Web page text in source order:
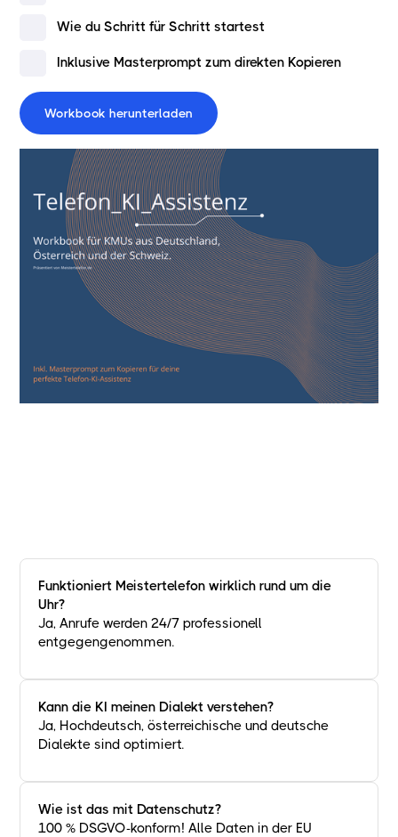
Wie du Schritt für Schritt startest
Inklusive Masterprompt zum direkten Kopieren
Workbook herunterladen
Funktioniert Meistertelefon wirklich rund um die
Uhr?
Ja, Anrufe werden 24/7 professionell
entgegengenommen.
Kann die KI meinen Dialekt verstehen?
Ja, Hochdeutsch, österreichische und deutsche
Dialekte sind optimiert.
Wie ist das mit Datenschutz?
100 % DSGVO-konform! Alle Daten in der EU